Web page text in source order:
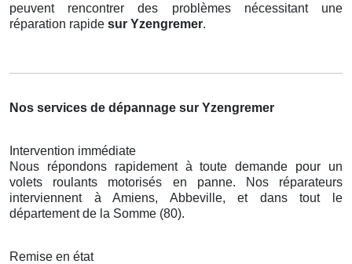
peuvent rencontrer des problèmes nécessitant une
réparation rapide sur Yzengremer.
Nos services de dépannage sur Yzengremer
Intervention immédiate
Nous répondons rapidement à toute demande pour un
volets roulants motorisés en panne. Nos réparateurs
interviennent à Amiens, Abbeville, et dans tout le
département de la Somme (80).
Remise en état